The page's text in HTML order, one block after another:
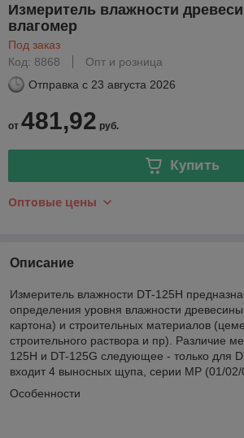
Измеритель влажности
влагомер
Под заказ
Код: 8868
Опт и розница
Отправка с 23 августа 2026
от 481,92 руб.
Купить
Оптовые цены
Описание
Измеритель влажности DT-125H
определения уровня влажности
картона) и строительных материалов
строительного раствора и пр). Различие
125H и DT-125G следующее - только для
входит 4 выносных щупа, серии МР (01/02/
Особенности